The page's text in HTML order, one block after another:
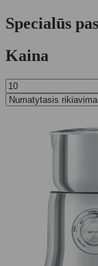
Specialūs
Kaina